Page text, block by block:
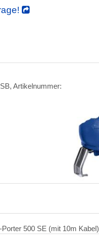
Artikelnummer:
500 SE (mit 10m Kabel)